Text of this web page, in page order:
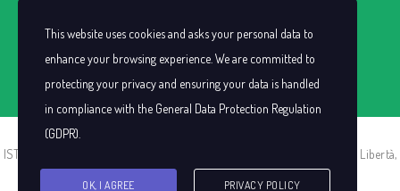
ISTITUTO SAN CASSIANO |C.F. 00383440021 | P.I. IT00383440021 | Via Libertà,
13 -13856 Vigliano Biellese (BI)
This website uses cookies and asks your personal data to
enhance your browsing experience. We are committed to
protecting your privacy and ensuring your data is handled
in compliance with the General Data Protection Regulation
(GDPR)
OK, I AGREE PRIVACY POLICY